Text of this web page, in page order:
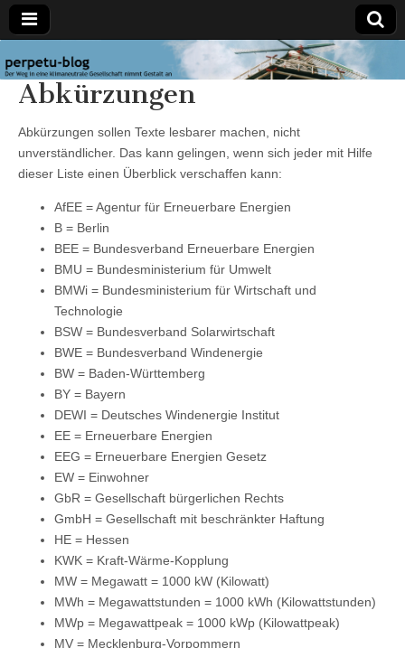
perpetu-
blog
Der Weg in
eine
klimaneutrale
nimmt
Gestalt an
Abkürzungen
Abkürzungen sollen Texte lesbarer machen, nicht
unverständlicher. Das kann gelingen, wenn sich jeder mit Hilfe
dieser Liste einen Überblick verschaffen kann:
AfEE = Agentur für Erneuerbare Energien
B = Berlin
BEE = Bundesverband Erneuerbare Energien
BMU = Bundesministerium für Umwelt
BMWi = Bundesministerium für Wirtschaft und
Technologie
BSW = Bundesverband Solarwirtschaft
BWE = Bundesverband Windenergie
BW = Baden-Württemberg
BY = Bayern
DEWI = Deutsches Windenergie Institut
EE = Erneuerbare Energien
EEG = Erneuerbare Energien Gesetz
EW = Einwohner
GbR = Gesellschaft bürgerlichen Rechts
GmbH = Gesellschaft mit beschränkter Haftung
HE = Hessen
KWK = Kraft-Wärme-Kopplung
MW = Megawatt = 1000 kW (Kilowatt)
MWh = Megawattstunden = 1000 kWh (Kilowattstunden)
MWp = Megawattpeak = 1000 kWp (Kilowattpeak)
MV = Mecklenburg-Vorpommern